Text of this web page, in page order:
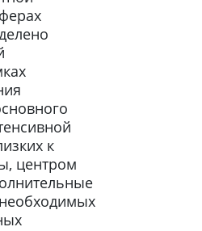
к
центром